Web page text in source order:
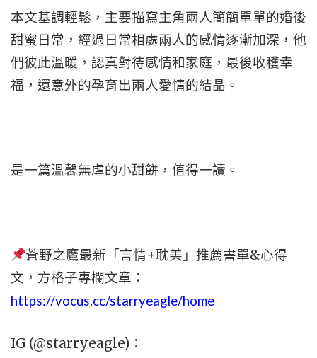
本文基調輕鬆，主要描寫主角兩人簡簡單單的婚後
甜蜜日常，經過日常相處兩人的感情逐漸加深，他
們彼此溫暖，認真對待感情和家庭，最後收穫幸
福，還意外的孕育出兩人愛情的結晶。
是一篇溫馨無虐的小甜餅，值得一讀。
蒼野之鷹最新「言情+耽美」推薦書單&心得
文， 方格子專欄文章：
https://vocus.cc/starryeagle/home
IG (@starryeagle)：